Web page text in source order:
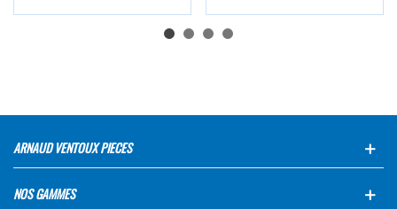
ARNAUD VENTOUX PIECES
NOS GAMMES